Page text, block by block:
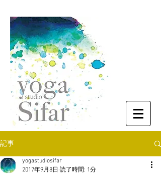
記事
yogastudiosifar
2017年9月8日 読了時間: 1分